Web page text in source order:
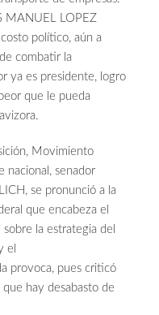
MANUEL LOPEZ
político, aún a
combatir la
ya es presidente, logro
que le pueda
Movimiento
nacional, senador
se pronunció a la
que encabeza el
sobre la estrategia del
el
provoca, pues criticó
hay desabasto de